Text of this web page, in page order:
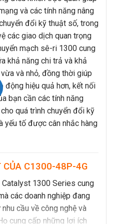
và các tính năng nâng
đổi kỹ thuật số, trong
các giao dịch quan trọng
mạch sê-ri 1300 cung
khả năng chi trả và khả
và nhỏ, đồng thời giúp
động hiệu quả hơn, kết nối
bạn cần các tính năng
quá trình chuyển đổi kỹ
yếu tố được cân nhắc hàng
CỦA C1300-48P-4G
1300 Series cung
các doanh nghiệp đang
cầu về công nghệ và
cung cấp những lợi ích